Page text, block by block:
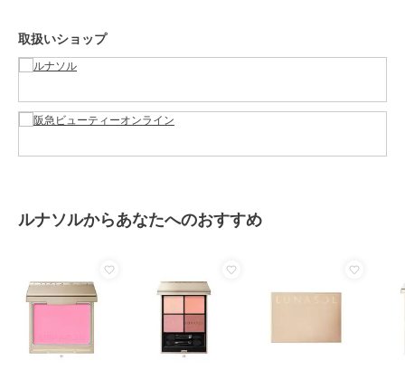
原産国
取扱いショップ
ルナソルからあなたへのおすすめ